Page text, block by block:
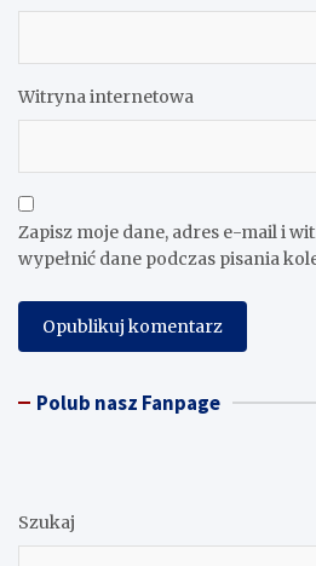
Witryna internetowa
Zapisz moje dane, adres e-mail i
wypełnić dane podczas pisania
Polub nasz Fanpage
Szukaj